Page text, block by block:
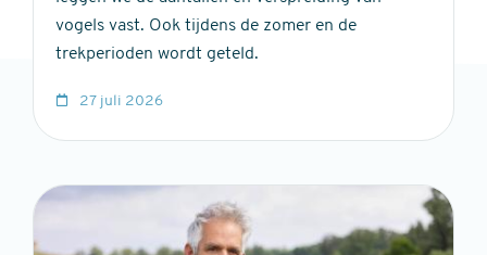
vogels vast. Ook tijdens de zomer en de
trekperioden wordt geteld.
27 juli 2026